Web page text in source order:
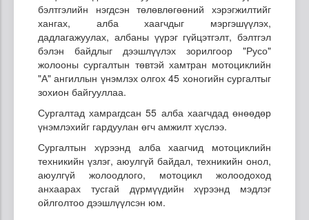
бэлтгэлийн нэгдсэн төлөвлөгөөний хэрэгжилтийг
хангах, алба хаагчдыг мэргэшүүлэх,
дадлагажуулах, албаны үүрэг гүйцэтгэлт, бэлтгэл
бэлэн байдлыг дээшлүүлэх зорилгоор "Русо"
жолооны сургалтын төвтэй хамтран мотоциклийн
"А" ангиллын үнэмлэх олгох 45 хоногийн сургалтыг
зохион байгууллаа.
Сургалтад хамрагдсан 55 алба хаагчдад өнөөдөр
үнэмлэхийг гардуулан өгч амжилт хүслээ.
Сургалтын хүрээнд алба хаагчид мотоциклийн
техникийн үзлэг, аюулгүй байдал, техникийн онол,
аюулгүй жолоодлого, мотоцикл жолоодоход
анхаарах тусгай дүрмүүдийн хүрээнд мэдлэг
ойлголтоо дээшлүүлсэн юм.